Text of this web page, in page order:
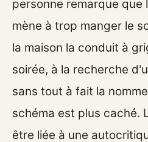
personne remarque que
mène à trop manger le
la maison la conduit à
soirée, à la recherche
sans tout à fait la
schéma est plus caché.
être liée à une